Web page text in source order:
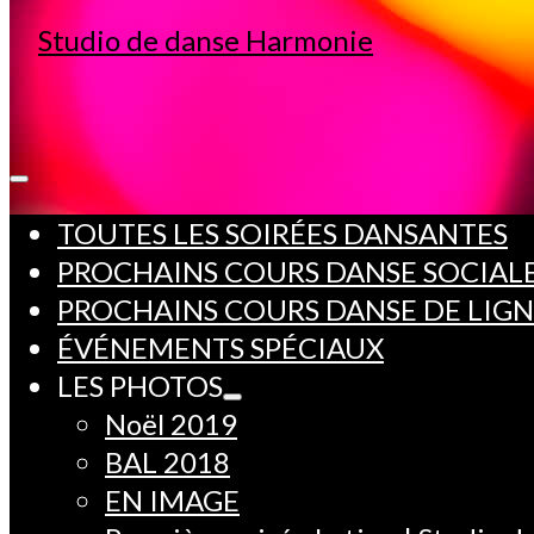
TOUTES LES SOIRÉES DANSANTES
PROCHAINS COURS DANSE
PROCHAINS COURS DANSE DE
ÉVÉNEMENTS SPÉCIAUX
LES PHOTOS
Noël 2019
BAL 2018
EN IMAGE